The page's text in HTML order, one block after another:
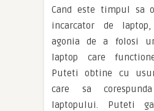
Cand este timpul sa
incarcator de
agonia de a folosi
laptop care
Puteti obtine cu
care sa
laptopului. Puteti